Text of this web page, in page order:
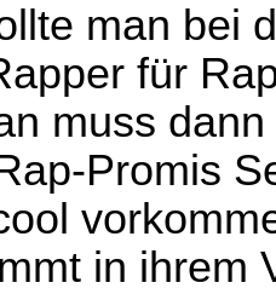
man bei
für
muss
Promis
in ihrem